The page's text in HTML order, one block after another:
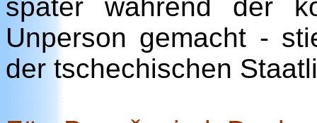
später während der
Unperson gemacht -
der tschechischen